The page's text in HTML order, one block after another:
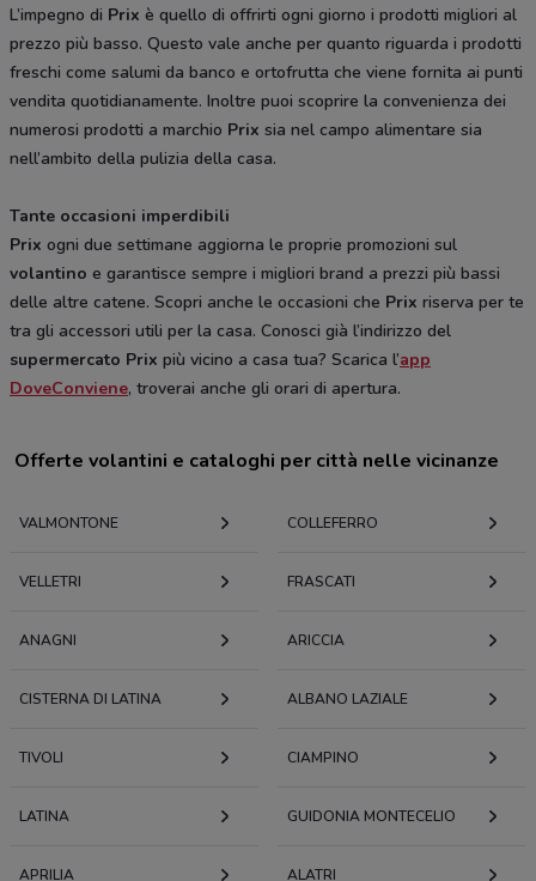
L’impegno di Prix è quello di offrirti ogni giorno i prodotti migliori al
prezzo più basso. Questo vale anche per quanto riguarda i prodotti
freschi come salumi da banco e ortofrutta che viene fornita ai punti
vendita quotidianamente. Inoltre puoi scoprire la convenienza dei
numerosi prodotti a marchio Prix sia nel campo alimentare sia
nell’ambito della pulizia della casa.
Tante occasioni imperdibili
Prix ogni due settimane aggiorna le proprie promozioni sul
volantino e garantisce sempre i migliori brand a prezzi più bassi
delle altre catene. Scopri anche le occasioni che Prix riserva per te
tra gli accessori utili per la casa. Conosci già l’indirizzo del
supermercato Prix più vicino a casa tua? Scarica l’app
DoveConviene, troverai anche gli orari di apertura.
Offerte volantini e cataloghi per città nelle vicinanze
VALMONTONE COLLEFERRO
VELLETRI FRASCATI
ANAGNI ARICCIA
CISTERNA DI LATINA ALBANO LAZIALE
TIVOLI CIAMPINO
LATINA GUIDONIA MONTECELIO
APRILIA ALATRI